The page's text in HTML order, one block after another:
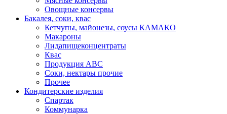
Овощные консервы
Бакалея, соки, квас
Кетчупы, майонезы, соусы КАМАКО
Макароны
Лидапищеконцентраты
Квас
Продукция АВС
Соки, нектары прочие
Прочее
Кондитерские изделия
Спартак
Коммунарка